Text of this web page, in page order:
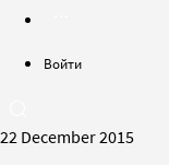
Войти
22 December 2015